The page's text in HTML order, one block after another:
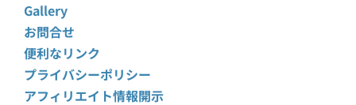
Gallery
お問合せ
便利なリンク
プライバシーポリシー
アフィリエイト情報開示